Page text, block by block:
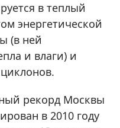
в теплый
энергетической
(в ней
и влаги) и
рекорд Москвы
в 2010 году